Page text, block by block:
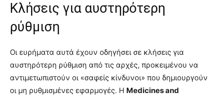
Κλήσεις για αυστηρότερη
ρύθμιση
Οι ευρήματα αυτά έχουν οδηγήσει σε κλήσεις για
αυστηρότερη ρύθμιση από τις αρχές, προκειμένου να
αντιμετωπιστούν οι «σαφείς κίνδυνοι» που δημιουργούν
οι μη ρυθμισμένες εφαρμογές. Η Medicines and